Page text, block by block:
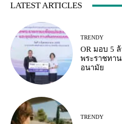
LATEST ARTICLES
TRENDY
OR มอบ 5
พระราชทา
อนามัย
TRENDY